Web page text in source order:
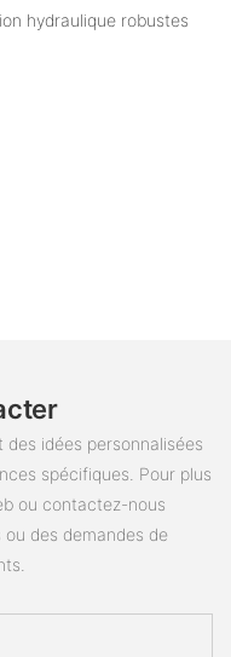
hydraulique robustes
idées personnalisées
spécifiques. Pour plus
ou contactez-nous
des demandes de